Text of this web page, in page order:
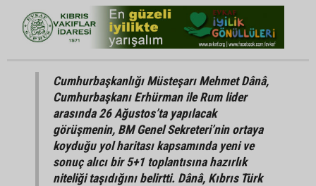
Cumhurbaşkanlığı Müsteşarı Mehmet Dânâ,
Cumhurbaşkanı Erhürman ile Rum lider
arasında 26 Ağustos’ta yapılacak
görüşmenin, BM Genel Sekreteri’nin ortaya
koyduğu yol haritası kapsamında yeni ve
sonuç alıcı bir 5+1 toplantısına hazırlık
niteliği taşıdığını belirtti. Dânâ, Kıbrıs Türk